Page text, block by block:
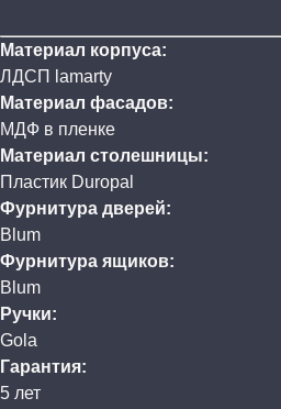
Материал корпуса:
ЛДСП lamarty
Материал фасадов:
МДФ в пленке
Материал столешницы:
Пластик Duropal
Фурнитура дверей:
Blum
Фурнитура ящиков:
Blum
Ручки:
Gola
Гарантия:
5 лет